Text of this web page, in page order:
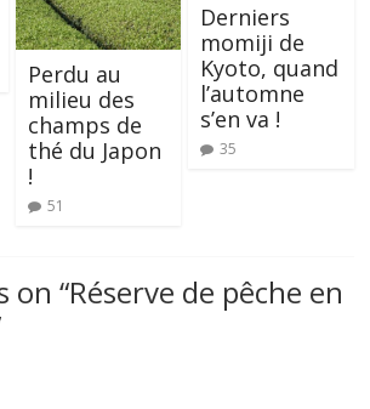
Perdu au
milieu des
champs de
thé du Japon
!
51
Derniers
momiji de
Kyoto, quand
l’automne
s’en va !
35
on “Réserve de pêche en